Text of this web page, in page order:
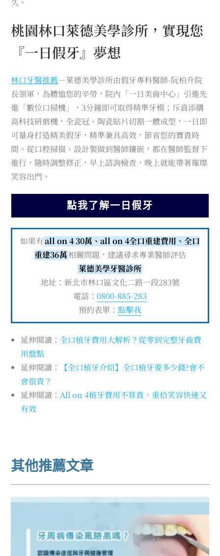
桃園林口萊德美學診所，實現您
『一日假牙』夢想
林口牙醫推薦－萊德美學診所由假牙專科醫師-阮柏升院
長領軍，為體恤您的辛勞，院內「一日美齒中心」引進先
進「數位口掃機」，3分鐘即可取得精準牙模；斥資添購
高科技研磨機，全瓷冠、陶瓷貼片切割一體成型，一日即
可量身打造精美假牙，精準兼具高效，節省您的寶貴時
間。從口腔掃描、設計製做到醫師鑲嵌，都在醫師監督下
進行，隨時調整修正，早上諮詢檢查，晚上就能帶著璀璨
笑容出門。
點我了解一日假牙
如果有all on 4 30萬、all on 4全口重建費用、全口
重建36萬相關問題，建議尋求專業醫師評估
萊德美學牙醫診所
地址：新北市林口區文化二路一段283號
電話： 0800-885-283
預約表單： 點擊我
延伸閱讀：全口植牙費用大解析？從零到完整牙齒費
用盤點
延伸閱讀：
【全口植牙介紹】全口植牙要多少錢?會不
會很貴？
延伸閱讀：All on 4植牙費用不算貴，重拾笑容快速又
有效
其他推薦文章